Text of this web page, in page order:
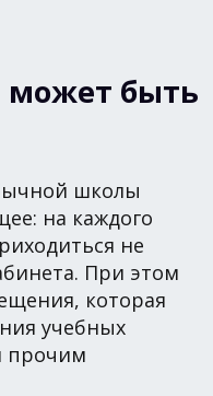
может быть
школы
на каждого
не
При этом
которая
учебных
прочим